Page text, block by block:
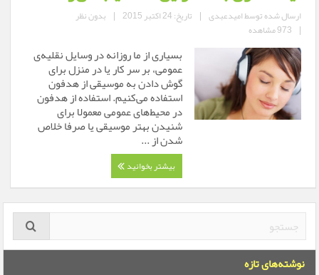
ارسال شده توسطامیدعبدی | تاریخ: 24 اکتبر 2015 | بدون نظر
| 973 مشاهده
بسیاری از ما روزانه در وسایل نقلیه‌ی
عمومی، بر سر کار یا در منزل برای
گوش دادن به موسیقی از هدفون
استفاده می‌کنیم. استفاده از هدفون
در محیط‌های عمومی معمولا برای
شنیدن بهتر موسیقی یا صرفا خلاص
شدن از ...
بیشتر بخوانید
نوشته‌های تازه